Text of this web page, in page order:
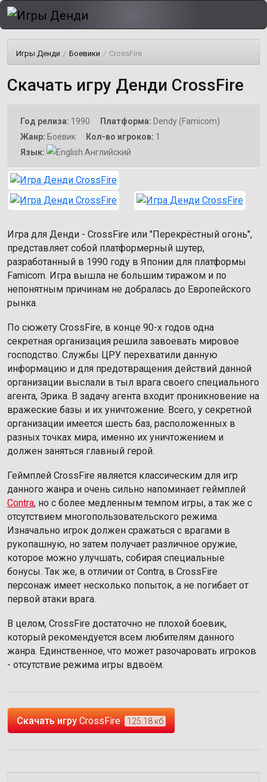
Игры Денди / Боевики / CrossFire
Скачать игру Денди CrossFire
Год релиза: 1990 Платформа: Dendy (Famicom)
Жанр: Боевик Кол-во игроков: 1
Язык:
Английский
Игра для Денди - CrossFire или "Перекрёстный огонь",
представляет собой платформерный шутер,
разработанный в 1990 году в Японии для платформы
Famicom. Игра вышла не большим тиражом и по
непонятным причинам не добралась до Европейского
рынка.
По сюжету CrossFire, в конце 90-х годов одна
секретная организация решила завоевать мировое
господство. Службы ЦРУ перехватили данную
информацию и для предотвращения действий данной
организации выслали в тыл врага своего специального
агента, Эрика. В задачу агента входит проникновение на
вражеские базы и их уничтожение. Всего, у секретной
организации имеется шесть баз, расположенных в
разных точках мира, именно их уничтожением и
должен заняться главный герой.
Геймплей CrossFire является классическим для игр
данного жанра и очень сильно напоминает геймплей
Contra, но с более медленным темпом игры, а так же с
отсутствием многопользовательского режима.
Изначально игрок должен сражаться с врагами в
рукопашную, но затем получает различное оружие,
которое можно улучшать, собирая специальные
бонусы. Так же, в отличии от Contra, в CrossFire
персонаж имеет несколько попыток, а не погибает от
первой атаки врага.
В целом, CrossFire достаточно не плохой боевик,
который рекомендуется всем любителям данного
жанра. Единственное, что может разочаровать игроков
- отсутствие режима игры вдвоём.
Скачать игруCrossFire 125.18 кб